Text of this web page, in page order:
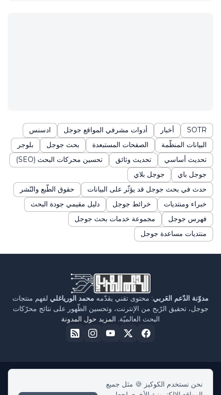
SOTR أخبار أدوات مشرفي المواقع جوجل
ادسنس
البيانات المنظّمة
الصفحات المستبعدة بحث جوجل
بلوجر
تحديث أساسي
تحديث وثائق
تحسين محركات البحث (SEO)
جوجل باي
جوجل بلاي
حدث في بحث جوجل قد يؤثّر على البيانات
حقوق الطّبع والنّشر
خبراء ومنتديات
خرائط جوجل
دليل مقيمي جودة البحث
فهرس جوجل
مجموعة خدمات بحث جوجل
منتديات مساعدة جوجل
مدوّنة الدّعم العَربي: محتوى تقني يقدّمه محمد الورياغلي لفهم منتجات
جوجل، تحقيق الرّبح من الإنترنت، وتحسين الظّهور على نتائج محرّكات
البحث العالميّة. المزيد حول المدونة
الرئيسيةحول مدوّنة الدّعم العربيسياسة الخصوصيةنحن نستخدم الكوكيز 🍪 مثل جميع